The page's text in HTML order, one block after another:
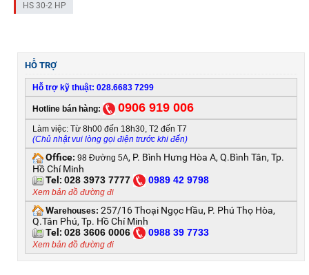
HS 30-2 HP
HỖ TRỢ
Hỗ trợ kỹ thuật: 028.6683 7299
Hotline bán hàng: 0906 919 006
Làm việc: Từ 8h00 đến 18h30, T2 đến T7
(Chủ nhật vui lòng gọi điện trước khi đến)
Office: 98 Đường 5A, P. Bình Hưng Hòa A, Q.Bình Tân, Tp.
Hồ Chí Minh
Tel: 028 3973 7777 0989 42 9798
Xem bản đồ đường đi
Warehouses: 257/16 Thoại Ngọc Hầu, P. Phú Thọ Hòa,
Q.Tân Phú, Tp. Hồ Chí Minh
Tel: 028 3606 0006 0988 39 7733
Xem bản đồ đường đi